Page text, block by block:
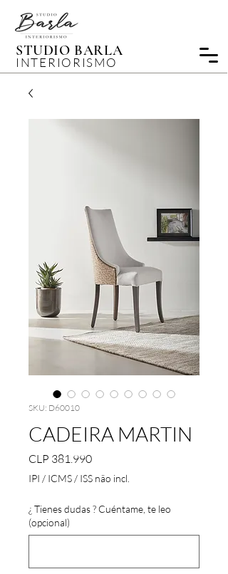
STUDIO BARLA
INTERIORISMO
SKU: D60010
CADEIRA MARTIN
CLP 381.990Preço
IPI / ICMS / ISS não incl.
¿ Tienes dudas ? Cuéntame, te leo
(opcional)